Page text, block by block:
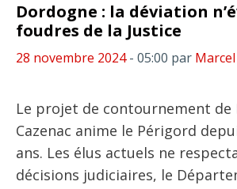
Dordogne : la déviation
foudres de la Justice
28 novembre 2024- 05:00 par
Le projet de contournement de
Cazenac anime le Périgord
ans. Les élus actuels ne
décisions judiciaires, le